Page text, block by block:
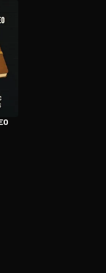
pointe sur le code. C'est